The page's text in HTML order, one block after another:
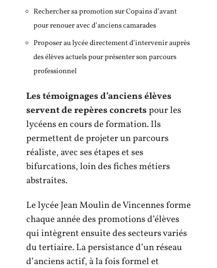
Rechercher sa promotion sur Copains d’avant
pour renouer avec d’anciens camarades
Proposer au lycée directement d’intervenir auprès
des élèves actuels pour présenter son parcours
professionnel
Les témoignages d’anciens élèves
servent de repères concretspour les
lycéens en cours de formation. Ils
permettent de projeter un parcours
réaliste, avec ses étapes et ses
bifurcations, loin des fiches métiers
abstraites.
Le lycée Jean Moulin de Vincennes forme
chaque année des promotions d’élèves
qui intègrent ensuite des secteurs variés
du tertiaire. La persistance d’un réseau
d’anciens actif, à la fois formel et